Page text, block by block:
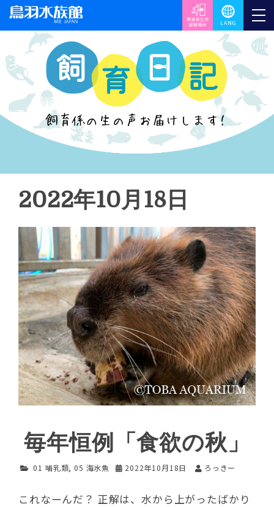
2022年10月18日
毎年恒例「食欲の秋」
01 哺乳類,05 海水魚 2022年10月18日 ろっきー
これなーんだ？ 正解は、水から上がったばかり